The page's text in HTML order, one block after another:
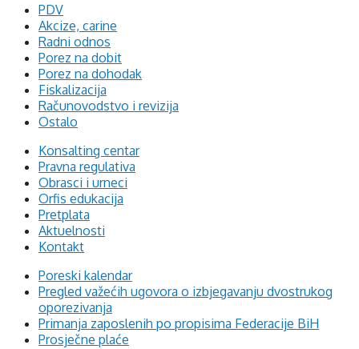
PDV
Akcize, carine
Radni odnos
Porez na dobit
Porez na dohodak
Fiskalizacija
Računovodstvo i revizija
Ostalo
Konsalting centar
Pravna regulativa
Obrasci i urneci
Orfis edukacija
Pretplata
Aktuelnosti
Kontakt
Poreski kalendar
Pregled važećih ugovora o izbjegavanju dvostrukog
oporezivanja
Primanja zaposlenih po propisima Federacije BiH
Prosječne plaće